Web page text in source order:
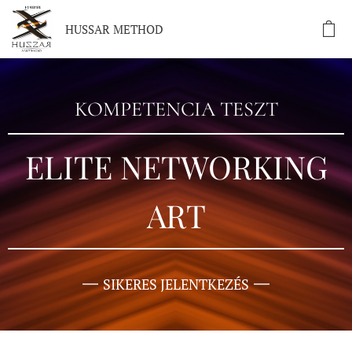
HUSSAR METHOD
KOMPETENCIA TESZT
ELITE NETWORKING
ART
SIKERES JELENTKEZÉS